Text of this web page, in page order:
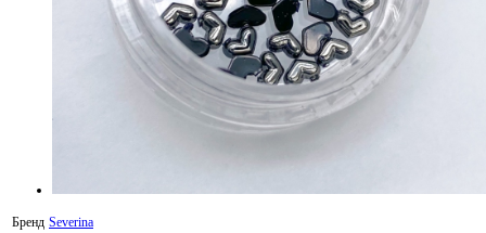
Бренд Severina